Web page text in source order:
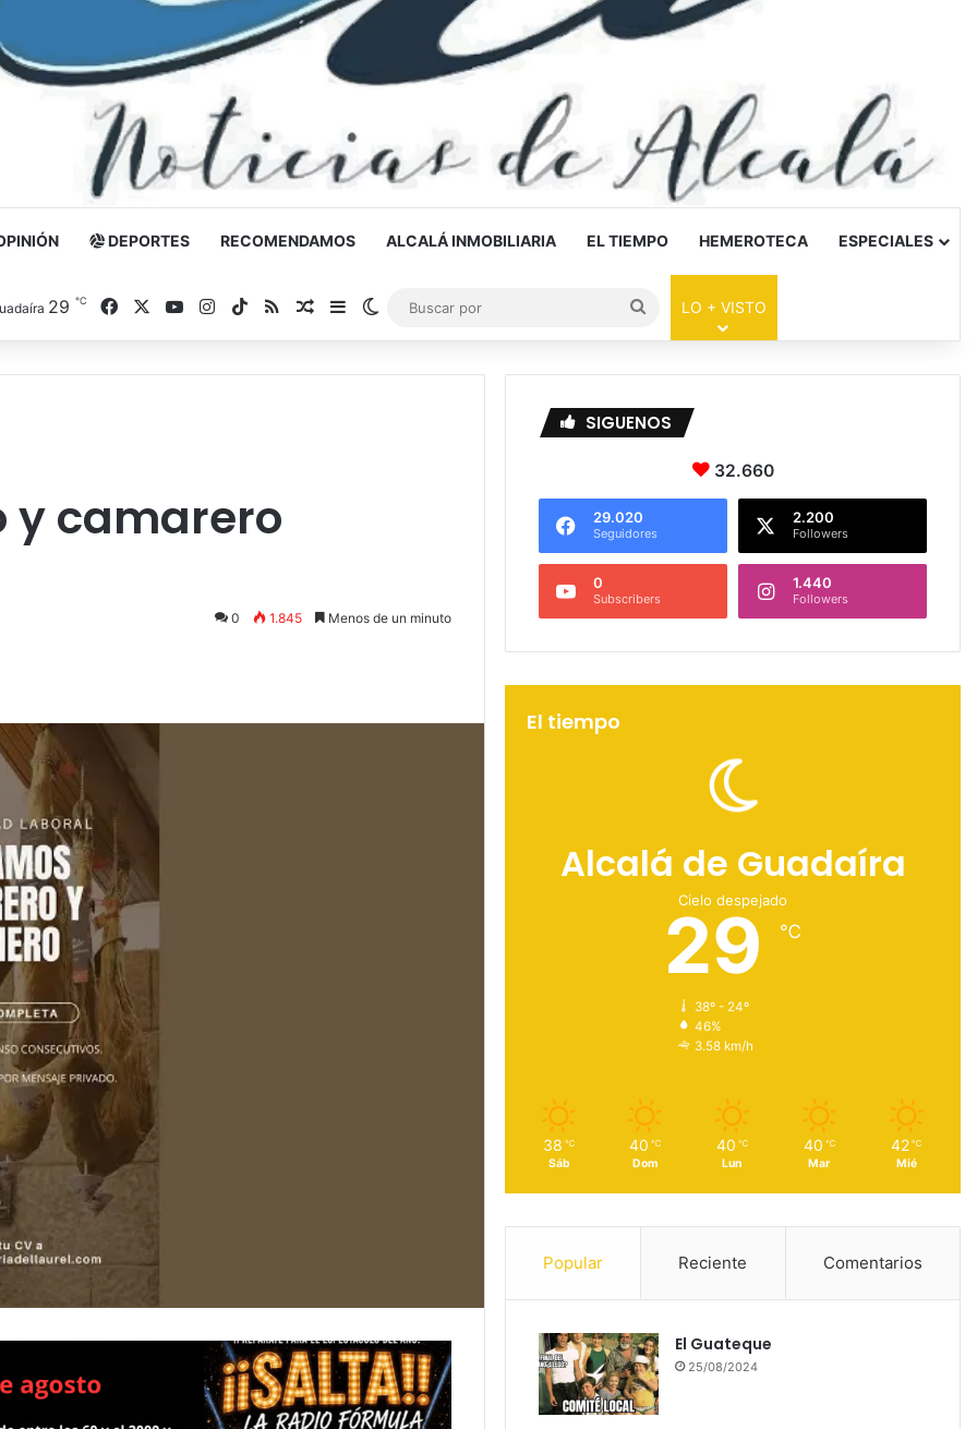
DEPORTES RECOMENDAMOS ALCALÁ INMOBILIARIA EL TIEMPO HEMEROTECA ESPECIALES
29 ℃ FacebookYouTubeInstagram
TikTokRSSNoticia al azar
Barra lateral
Switch skin
Buscar
por
LO + VISTO
y camarero
0 1.845 Menos de un minuto
SIGUENOS
32.660
29.020
Seguidores
2.200
Followers
0
Subscribers
1.440
Followers
El tiempo
Alcalá de Guadaíra
Cielo despejado
29 ℃
38º - 24º
46%
3.58 km/h
38 ℃
Sáb
40 ℃
Dom
40 ℃
Lun
40 ℃
Mar
42 ℃
Mié
Popular Reciente Comentarios
El Guateque
25/08/2024